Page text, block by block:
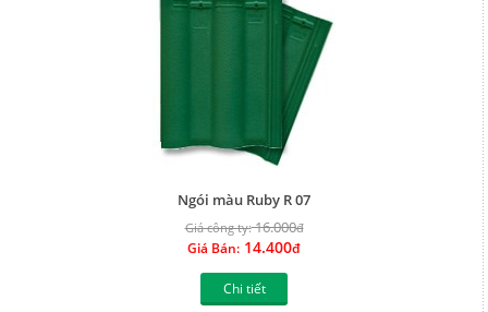
Ngói màu Ruby R 07
Giá công ty:16.000đ
Giá Bán: 14.400đ
Chi tiết